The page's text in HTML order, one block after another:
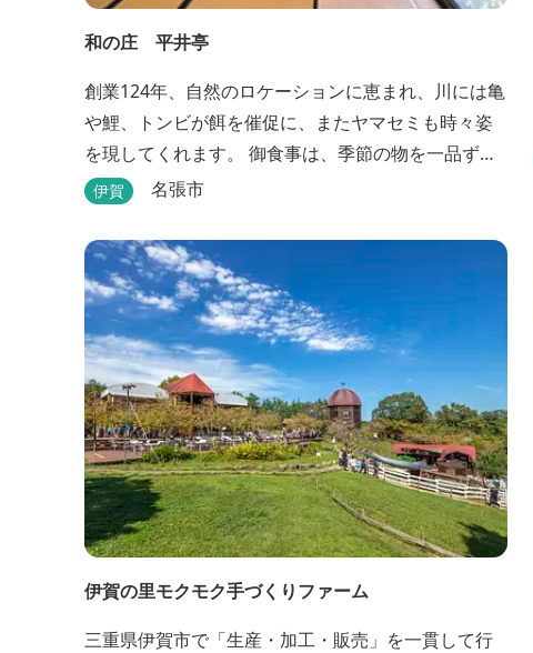
和の庄 平井亭
創業124年、自然のロケーションに恵まれ、川には亀
や鯉、トンビが餌を催促に、またヤマセミも時々姿
を現してくれます。 御食事は、季節の物を一品ず
つ、手作りの味を楽しんで頂いております。（宿泊
伊賀 名張市
伊賀の里モクモク手づくりファーム
三重県伊賀市で「生産・加工・販売」を一貫して行